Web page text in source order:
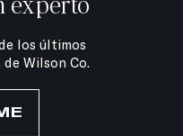
los últimos
Wilson Co.